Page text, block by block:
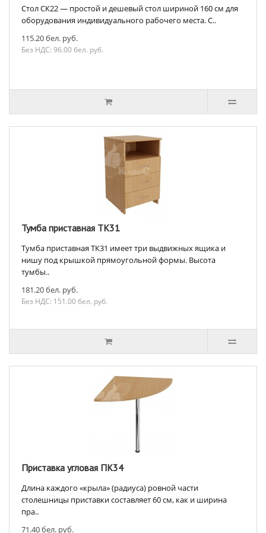
Стол СК22 — простой и дешевый стол шириной 160 см для
оборудования индивидуального рабочего места. С..
115.20 бел. руб.
Без НДС: 96.00 бел. руб.
Тумба приставная ТК31
Тумба приставная ТК31 имеет три выдвижных ящика и
нишу под крышкой прямоугольной формы. Высота
тумбы..
181.20 бел. руб.
Без НДС: 151.00 бел. руб.
Приставка угловая ПК34
Длина каждого «крыла» (радиуса) ровной части
столешницы приставки составляет 60 см, как и ширина
пра..
71.40 бел. руб.